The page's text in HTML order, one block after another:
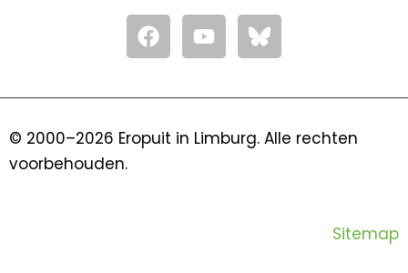
F
a
c
o
Y
o
u
b
© 2000–2026 Eropuit in Limburg. Alle rechten
voorbehouden.
Sitemap